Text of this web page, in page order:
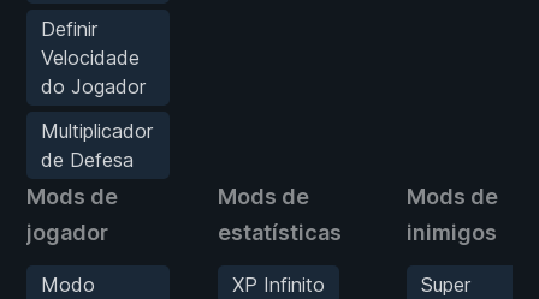
Definir
Velocidade
do Jogador
Multiplicador
de Defesa
Mods de
jogador
Modo
Mods de
estatísticas
XP Infinito
Mods de
inimigos
Super